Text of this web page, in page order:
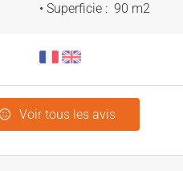
• Superficie : 90 m2
Voir tous les avis